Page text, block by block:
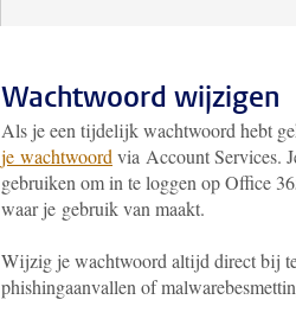
Wachtwoord wijzigen
Als je een tijdelijk wachtwoord hebt
je wachtwoord via Account Services.
gebruiken om in te loggen op Office
waar je gebruik van maakt.
Wijzig je wachtwoord altijd direct bij
phishingaanvallen of